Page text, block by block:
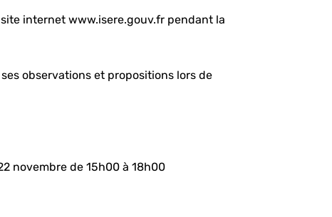
internet www.isere.gouv.fr pendant la
observations et propositions lors de
novembre de 15h00 à 18h00